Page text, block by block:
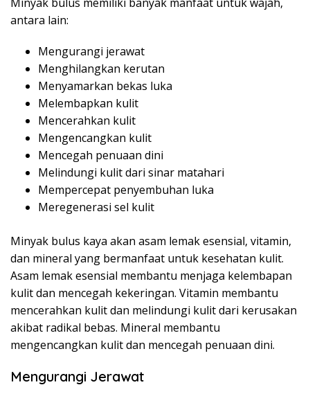
antara lain:
Mengurangi jerawat
Menghilangkan kerutan
Menyamarkan bekas luka
Melembapkan kulit
Mencerahkan kulit
Mengencangkan kulit
Mencegah penuaan dini
Melindungi kulit dari sinar matahari
Mempercepat penyembuhan luka
Meregenerasi sel kulit
Minyak bulus kaya akan asam lemak esensial, vitamin,
dan mineral yang bermanfaat untuk kesehatan kulit.
Asam lemak esensial membantu menjaga kelembapan
kulit dan mencegah kekeringan. Vitamin membantu
mencerahkan kulit dan melindungi kulit dari kerusakan
akibat radikal bebas. Mineral membantu
mengencangkan kulit dan mencegah penuaan dini.
Mengurangi Jerawat